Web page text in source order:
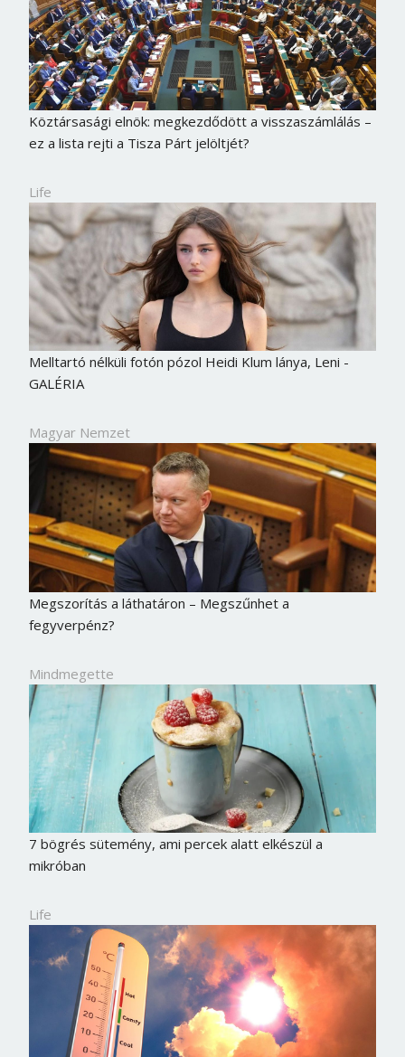
Köztársasági elnök: megkezdődött a visszaszámlálás –
ez a lista rejti a Tisza Párt jelöltjét?
Life
Melltartó nélküli fotón pózol Heidi Klum lánya, Leni -
GALÉRIA
Magyar Nemzet
Megszorítás a láthatáron – Megszűnhet a
fegyverpénz?
Mindmegette
7 bögrés sütemény, ami percek alatt elkészül a
mikróban
Life